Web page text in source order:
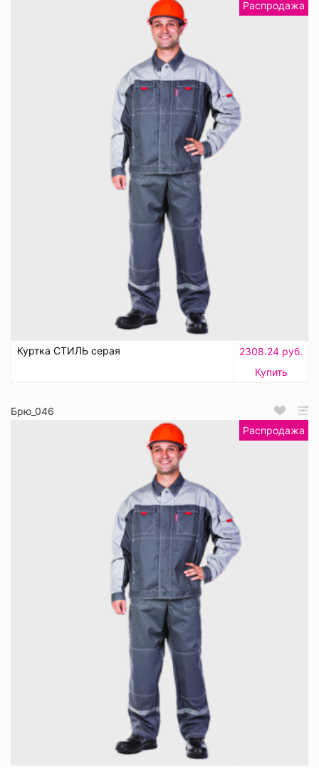
Распродажа
Куртка СТИЛЬ серая
2308.24 руб.
Купить
Брю_046
Распродажа